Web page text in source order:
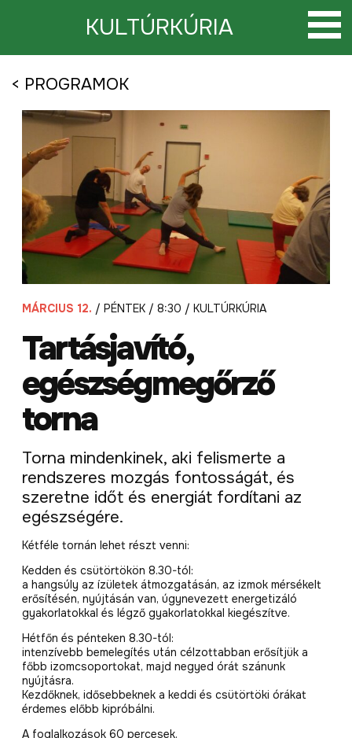
KULTÚRKÚRIA
< PROGRAMOK
MÁRCIUS 12. / PÉNTEK / 8:30 / KULTÚRKÚRIA
Tartásjavító,
egészségmegőrző
torna
Torna mindenkinek, aki felismerte a
rendszeres mozgás fontosságát, és
szeretne időt és energiát fordítani az
egészségére.
Kétféle tornán lehet részt venni:
Kedden és csütörtökön 8.30-tól:
a hangsúly az ízületek átmozgatásán, az izmok mérsékelt
erősítésén, nyújtásán van, úgynevezett energetizáló
gyakorlatokkal és légző gyakorlatokkal kiegészítve.
Hétfőn és pénteken 8.30-tól:
intenzívebb bemelegítés után célzottabban erősítjük a
főbb izomcsoportokat, majd negyed órát szánunk
nyújtásra.
Kezdőknek, idősebbeknek a keddi és csütörtöki órákat
érdemes előbb kipróbálni.
A foglalkozások 60 percesek.